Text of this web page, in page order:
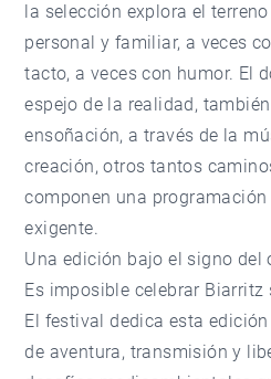
la selección explora el
personal y familiar, a veces
tacto, a veces con humor. El
espejo de la realidad,
ensoñación, a través de la
creación, otros tantos
componen una
exigente.
Una edición bajo el signo del
Es imposible celebrar
El festival dedica esta
de aventura, transmisión y